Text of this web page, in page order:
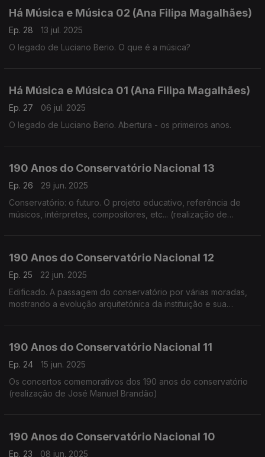
Há Música e Música 02 (Ana Filipa Magalhães)
Ep. 28
13 jul. 2025
O legado de Luciano Berio. O que é a música?
Há Música e Música 01 (Ana Filipa Magalhães)
Ep. 27
06 jul. 2025
O legado de Luciano Berio. Abertura - os primeiros anos.
190 Anos do Conservatório Nacional 13
Ep. 26
29 jun. 2025
Conservatório: o futuro. O projeto educativo, referência de
músicos, intérpretes, compositores, etc... (realização de
190 Anos do Conservatório Nacional 12
Ep. 25
22 jun. 2025
Edificado. A passagem do conservatório por várias moradas,
mostrando a evolução arquitetónica da instituição e sua
190 Anos do Conservatório Nacional 11
Ep. 24
15 jun. 2025
Os concertos comemorativos dos 190 anos do conservatório
(realização de José Manuel Brandão)
190 Anos do Conservatório Nacional 10
Ep. 23
08 jun. 2025